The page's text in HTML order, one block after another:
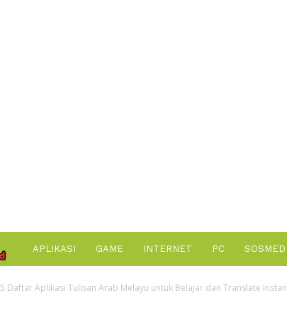
AndroidGaul.id
APLIKASI GAME INTERNET PC SOSMED
5 Daftar Aplikasi Tulisan Arab Melayu untuk Belajar dan Translate Instan